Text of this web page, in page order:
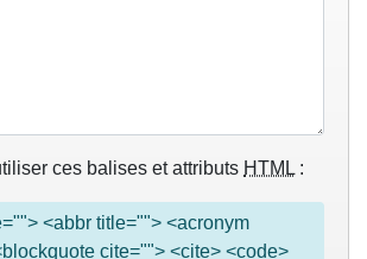
ces balises et attributs HTML :
<abbr title=""> <acronym
cite=""> <cite> <code>